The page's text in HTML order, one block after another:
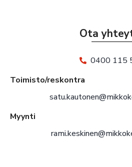
Ota
0400 115
Toimisto/reskontra
Myynti